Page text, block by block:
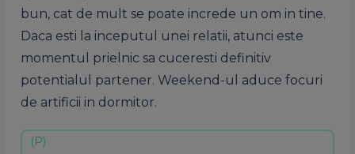
bun, cat de mult se poate increde un om in tine.
Daca esti la inceputul unei relatii, atunci este
momentul prielnic sa cuceresti definitiv
potentialul partener. Weekend-ul aduce focuri
de artificii in dormitor.